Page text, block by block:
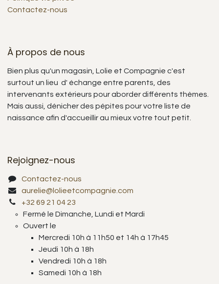
Contactez-nous
À propos de nous
Bien plus qu'un magasin, Lolie et Compagnie c'est
surtout un lieu d' échange entre parents, des
intervenants extérieurs pour aborder différents thèmes.
Mais aussi, dénicher des pépites pour votre liste de
naissance afin d'accueillir au mieux votre tout petit.
Rejoignez-nous
Contactez-nous
aurelie@lolieetcompagnie.com
+32 69 21 04 23
Fermé le Dimanche, Lundi et Mardi
Ouvert le
Mercredi 10h à 11h50 et 14h à 17h45
Jeudi 10h à 18h
Vendredi 10h à 18h
Samedi 10h à 18h